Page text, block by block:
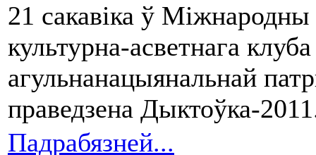
21 сакавіка ў
культурна-асветнага
агульнанацыянальнай
праведзена Дыктоўка-
Падрабязней...